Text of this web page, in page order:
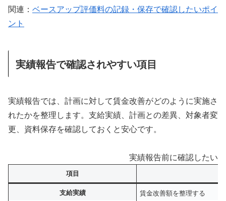
関連： ベースアップ評価料の記録・保存で確認したいポイ
ント
実績報告で確認されやすい項目
実績報告では、計画に対して賃金改善がどのように実施さ
れたかを整理します。支給実績、計画との差異、対象者変
更、資料保存を確認しておくと安心です。
実績報告前に確認したい
項目
支給実績 賃金改善額を整理する